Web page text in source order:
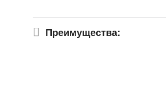
Преимущества: